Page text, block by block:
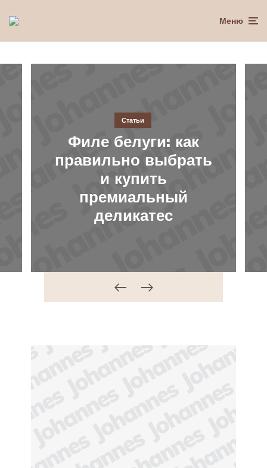
Меню
Статьи
Филе белуги: как
правильно выбрать
и купить
премиальный
деликатес